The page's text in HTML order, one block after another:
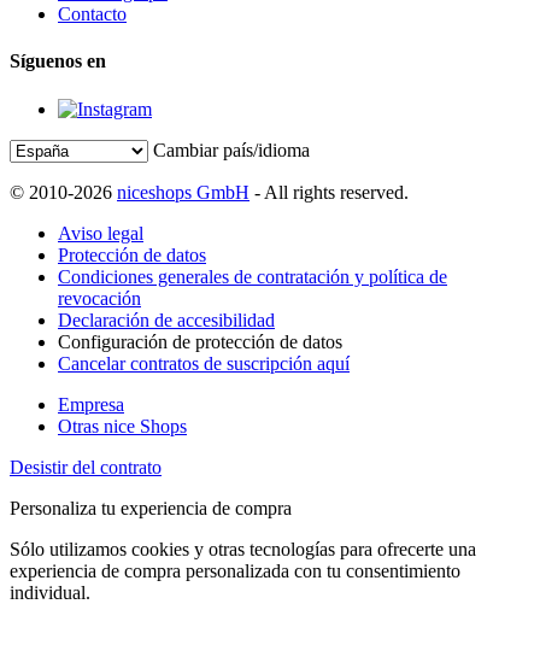
Contacto
Síguenos en
Cambiar país/idioma
© 2010-2026 niceshops GmbH - All rights reserved.
Aviso legal
Protección de datos
Condiciones generales de contratación y política de
revocación
Declaración de accesibilidad
Configuración de protección de datos
Cancelar contratos de suscripción aquí
Empresa
Otras nice Shops
Desistir del contrato
Personaliza tu experiencia de compra
Sólo utilizamos cookies y otras tecnologías para ofrecerte una
experiencia de compra personalizada con tu consentimiento
individual.